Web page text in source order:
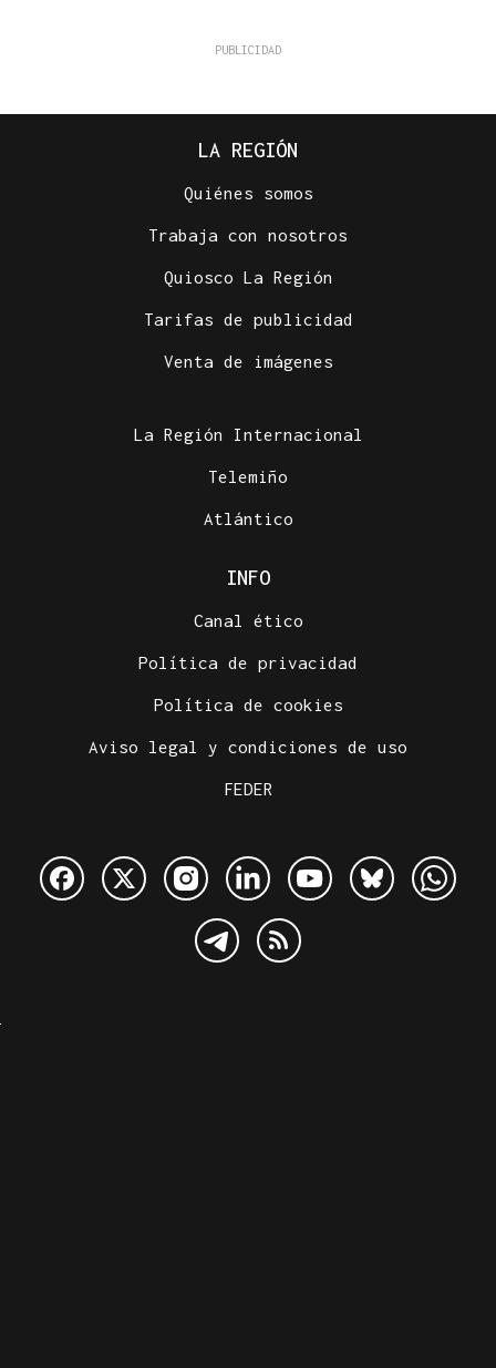
LA REGIÓN
Quiénes somos
Trabaja con nosotros
Quiosco La Región
Tarifas de publicidad
Venta de imágenes
La Región Internacional
Telemiño
Atlántico
INFO
Canal ético
Política de privacidad
Política de cookies
Aviso legal y condiciones de uso
FEDER